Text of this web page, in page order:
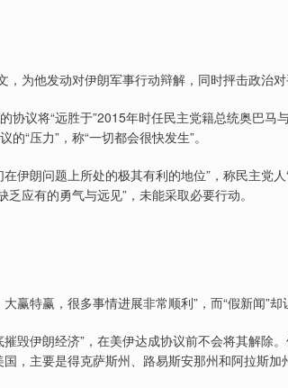
为他发动对伊朗军事行动辩解，同时抨击政治对
协议将“远胜于”2015年时任民主党籍总统奥巴马
“压力”，称“一切都会很快发生”。
伊朗问题上所处的极其有利的地位”，称民主党
应有的勇气与远见”，未能采取必要行动。
赢特赢，很多事情进展非常顺利”，而“假新闻”却
毁伊朗经济”，在美伊达成协议前不会将其解除
，主要是得克萨斯州、路易斯安那州和阿拉斯加